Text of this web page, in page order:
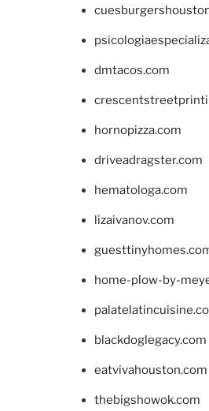
dmtacos.com
hornopizza.com
driveadragster.com
hematologa.com
lizaivanov.com
home-plow-by-
blackdoglegacy.com
eatvivahouston.com
thebigshowok.com